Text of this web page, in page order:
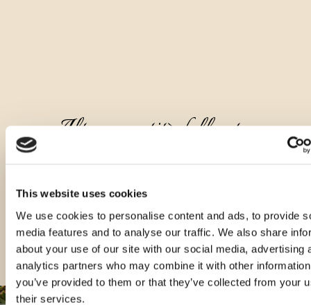
This website uses cookies
We use cookies to personalise content and ads, to provide
media features and to analyse our traffic. We also share
about your use of our site with our social media, advertising
analytics partners who may combine it with other
you’ve provided to them or that they’ve collected from your
their services.
Altre quantità dello stesso